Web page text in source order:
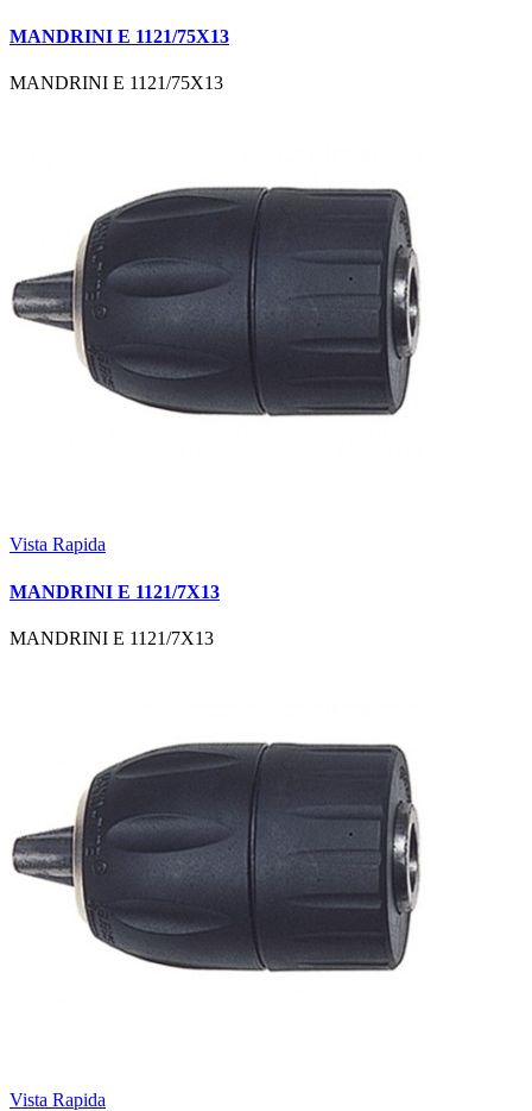
MANDRINI E 1121/75X13
MANDRINI E 1121/75X13
Vista Rapida
MANDRINI E 1121/7X13
MANDRINI E 1121/7X13
Vista Rapida